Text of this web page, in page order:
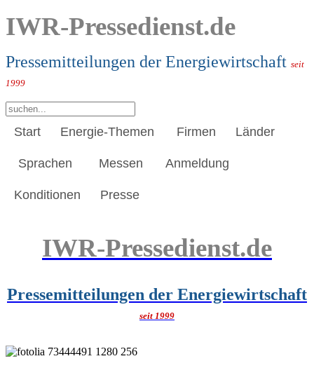
IWR-Pressedienst.de
Pressemitteilungen der Energiewirtschaft seit
1999
Start Energie-Themen Firmen Länder
Sprachen Messen Anmeldung
Konditionen Presse
IWR-Pressedienst.de
Pressemitteilungen der Energiewirtschaft
seit 1999